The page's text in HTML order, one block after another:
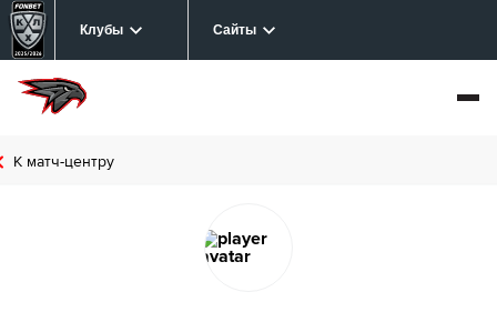
Клубы Сайты
К матч-центру